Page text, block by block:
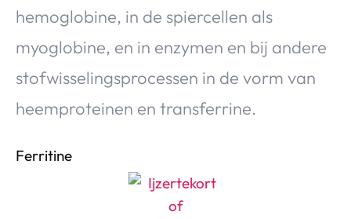
Contact
Food & Drinks Health & Beauty Gadgets
Huis & Tuin
hemoglobine, in de spiercellen als
myoglobine, en in enzymen en bij andere
stofwisselingsprocessen in de vorm van
heemproteinen en transferrine.
Ferritine